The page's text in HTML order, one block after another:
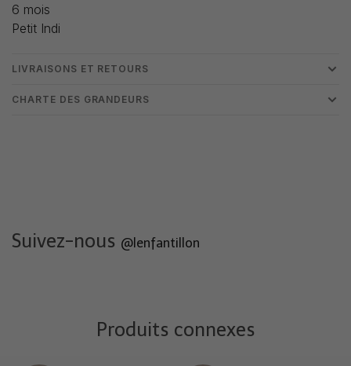
6 mois
Petit Indi
LIVRAISONS ET RETOURS
CHARTE DES GRANDEURS
Suivez-nous @lenfantillon
Produits connexes